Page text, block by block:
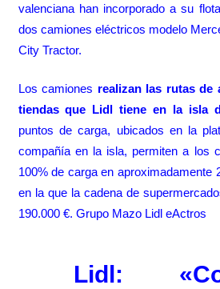
valenciana han incorporado a su
dos camiones eléctricos modelo
City Tractor.
Los camiones realizan las rutas de
tiendas que Lidl tiene en la isla
puntos de carga, ubicados en la
compañía en la isla, permiten a los
100% de carga en aproximadamente
en la que la cadena de
190.000 €. Grupo Mazo Lidl eActros
Lidl: